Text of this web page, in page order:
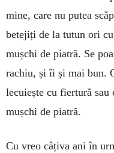
mine, care nu putea
betejiți de la tutun ori
mușchi de piatră. Se
rachiu, și îi și mai bun.
lecuiește cu fier­tură sau
mușchi de piatră.
Cu vreo câțiva ani în